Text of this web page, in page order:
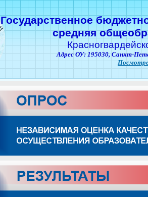
Государственное
средняя
Адрес ОУ: 195030, Санкт-